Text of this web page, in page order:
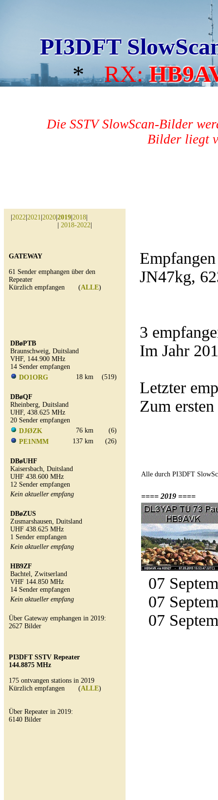
PI3DFT
*RX:
Die SSTV SlowScan-Bilder
Bilder liegt
2022 2021 2020 2019 2018
2018-2022
GATEWAY
61 Sender emphangen über den
Repeater
Kürzlich empfangen (ALLE)
DBøPTB
Braunschweig, Duitsland
VHF, 144.900 MHz
14 Sender empfangen
DO1ORG
18 km (519)
DBøQF
Rheinberg, Duitsland
UHF, 438.625 MHz
20 Sender empfangen
DJØZK
76 km
(6)
PE1NMM
137 km (26)
DBøUHF
Kaisersbach, Duitsland
UHF 438.600 MHz
12 Sender empfangen
Kein aktueller empfang
DBøZUS
Zusmarshausen, Duitsland
UHF 438.625 MHz
1 Sender empfangen
Kein aktueller empfang
HB9ZF
Bachtel, Zwitserland
VHF 144.850 MHz
14 Sender empfangen
Kein aktueller empfang
Über Gateway emphangen in 2019:
2627 Bilder
PI3DFT SSTV Repeater
144.8875 MHz
175 ontvangen stations in 2019
Kürzlich empfangen (ALLE)
Über Repeater in 2019:
6140 Bilder
JN47kg,
3
Im Jahr
Letzter
Zum
Alle durch PI3DFT
==== 2019 ====
07
07
07